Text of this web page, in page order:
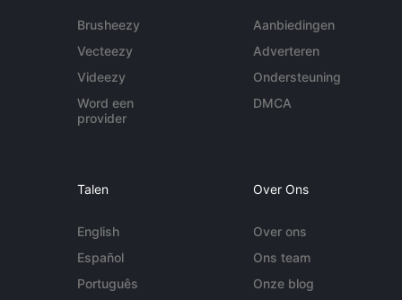
Brusheezy
Vecteezy
Videezy
Word een
provider
Aanbiedingen
Adverteren
Ondersteuning
DMCA
Talen
English
Español
Português
Over Ons
Over ons
Ons team
Onze blog